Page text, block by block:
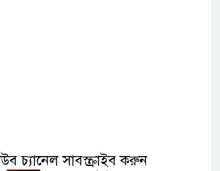
চ্যানেল সাবস্ক্রাইব করুন